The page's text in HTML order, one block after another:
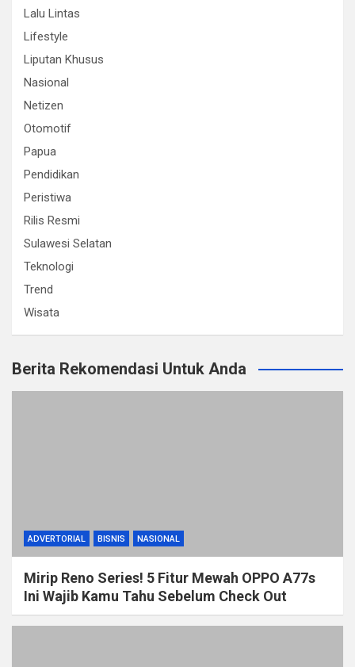
Lalu Lintas
Lifestyle
Liputan Khusus
Nasional
Netizen
Otomotif
Papua
Pendidikan
Peristiwa
Rilis Resmi
Sulawesi Selatan
Teknologi
Trend
Wisata
Berita Rekomendasi Untuk Anda
ADVERTORIAL BISNIS NASIONAL
Mirip Reno Series! 5 Fitur Mewah OPPO A77s
Ini Wajib Kamu Tahu Sebelum Check Out